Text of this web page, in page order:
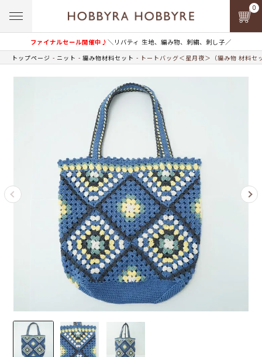
ファイナルセール開催中♪＼リバティ 生地、編み物、刺繍、刺し子／
0
トップページ ニット 編み物材料セット トートバッグ＜星月夜＞（編み物 材料セ